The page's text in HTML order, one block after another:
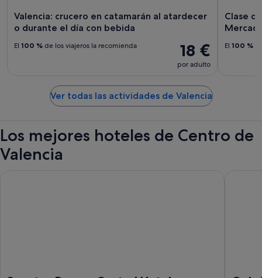
Valencia: crucero en catamarán al atardecer
o durante el día con bebida
18 €
por adulto
El 100 % de los viajeros la recomienda
Clase
El 100 %
Ver todas las actividades de Valencia
Los mejores hoteles de Centro de
Valencia